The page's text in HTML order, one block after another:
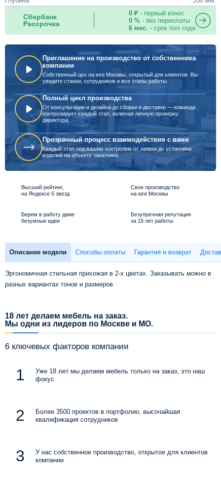
Сбербанк
Рассрочка
0 ₽- первый взнос
0 %- без переплаты
6 мес. - срок пол года
Приглашение на производство от собственника
компании
Собственный цех на юге Москвы, открытый для клиентов. Вы
увидите станки, сотрудников и все этапы работы.
Полный цикл производства
От консультации и дизайна до сборки и доставки — команда
контролирует каждый этап, включая личную проверку
директора.
Прозрачный процесс взаимодействия с вами
Каждый этап под вашим контролем от заявки до установки
изделий на объекте заказчика.
Высший рейтинг,
на Яндексе 5 звезд
Свое производство
на юге Москвы
Берем в работу даже
безумные идеи
Безупречная репутация
за 15 лет работы
Описание модели Способы оплаты Гарантия и возврат
Эргономичная стильная прихожая в 2-х цветах. Заказывать можно в
разных вариантах тонов и размеров
18 лет делаем мебель на заказ.
Мы одни из лидеров по Москве и МО.
6 ключевых факторов компании
Уже 18 лет мы делаем мебель только на заказ, это наш
фокус
Более 3500 проектов в портфолио, высочайшая
квалификация сотрудников
У нас собственное производство, открытое для клиентов
компании